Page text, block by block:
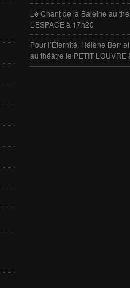
Le Chant de la Baleine au
L’ESPACE à 17h20
Pour l’Éternité, Hélène Berr
au théâtre le PETIT LOUVRE